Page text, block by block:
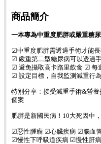
商品簡介
一本專為中重度肥胖或嚴重糖
☑中重度肥胖需透過手術才能
☑ 嚴重第二型糖尿病可以透過
☑ 避免攝取高卡路里飲食 ☑ 每
☑ 設定目標，自我監測減重行為
特別分享：接受減重手術&營
個案
肥胖是新國民病！10大死因中
☑惡性腫瘤 ☑心臟疾病 ☑腦血
☑慢性下呼吸道疾病 ☑慢性肝